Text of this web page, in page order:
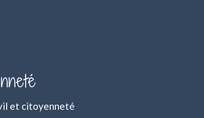
et citoyenneté